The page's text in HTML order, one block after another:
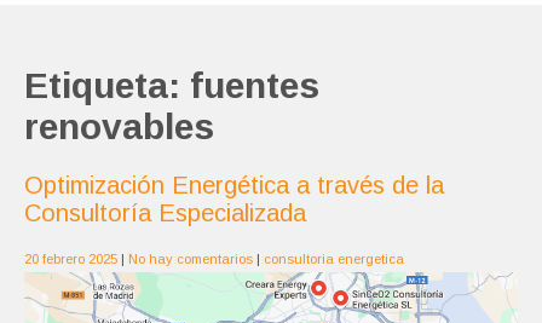
Etiqueta: fuentes
renovables
Optimización Energética a través de la
Consultoría Especializada
20 febrero 2025 | No hay comentarios | consultoria energetica